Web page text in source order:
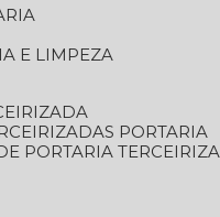
E LIMPEZA
PORTARIA
DE PORTARIA